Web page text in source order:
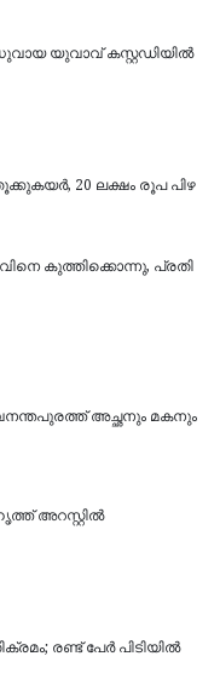
യുവാവ് കസ്റ്റഡിയില്‍
20 ലക്ഷം രൂപ പിഴ
കുത്തിക്കൊന്നു, പ്രതി
അച്ഛനും മകനും
അറസ്റ്റില്‍
രണ്ട് പേർ പിടിയിൽ